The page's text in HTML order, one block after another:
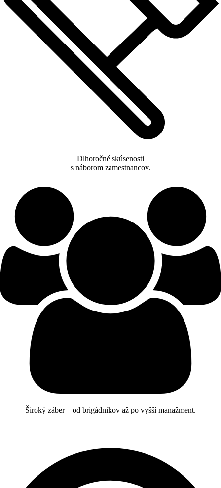
Dlhoročné skúsenosti
s náborom zamestnancov.
Široký záber – od brigádnikov až po vyšší manažment.